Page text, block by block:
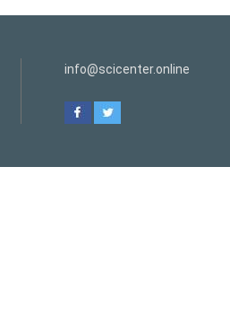
info@scicenter.online